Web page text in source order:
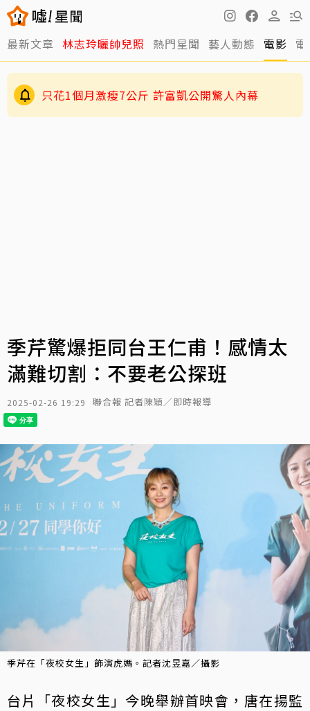
最新文章 林志玲曬帥兒照 熱門星聞 藝人動態 電影
只花1個月激瘦7公斤 許富凱公開驚人內幕
季芹驚爆拒同台王仁甫！感情太
滿難切割：不要老公探班
2025-02-26 19:29 聯合報 記者陳穎／即時報導
季芹在「夜校女生」飾演虎媽。記者沈昱嘉／攝影
台片「夜校女生」今晚舉辦首映會，唐在揚監